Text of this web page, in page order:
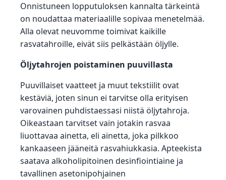
Onnistuneen lopputuloksen kannalta tärkeintä
on noudattaa materiaalille sopivaa menetelmää.
Alla olevat neuvomme toimivat kaikille
rasvatahroille, eivät siis pelkästään öljylle.
Öljytahrojen poistaminen puuvillasta
Puuvillaiset vaatteet ja muut tekstiilit ovat
kestäviä, joten sinun ei tarvitse olla erityisen
varovainen puhdistaessasi niistä öljytahroja.
Oikeastaan tarvitset vain jotakin rasvaa
liuottavaa ainetta, eli ainetta, joka pilkkoo
kankaaseen jääneitä rasvahiukkasia. Apteekista
saatava alkoholipitoinen desinfiointiaine ja
tavallinen asetonipohjainen